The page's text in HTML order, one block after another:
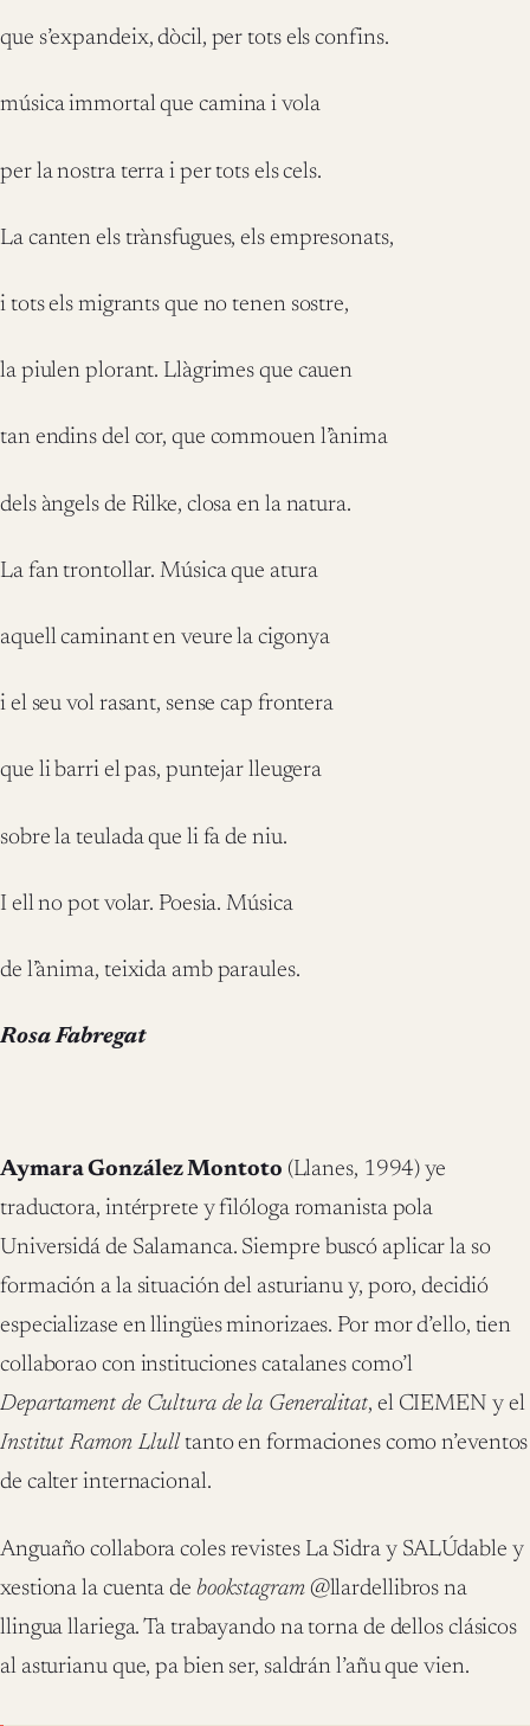
que s’expandeix, dòcil, per tots els confins.
música immortal que camina i vola
per la nostra terra i per tots els cels.
La canten els trànsfugues, els empresonats,
i tots els migrants que no tenen sostre,
la piulen plorant. Llàgrimes que cauen
tan endins del cor, que commouen l’ànima
dels àngels de Rilke, closa en la natura.
La fan trontollar. Música que atura
aquell caminant en veure la cigonya
i el seu vol rasant, sense cap frontera
que li barri el pas, puntejar lleugera
sobre la teulada que li fa de niu.
I ell no pot volar. Poesia. Música
de l’ànima, teixida amb paraules.
Rosa Fabregat
Aymara González Montoto (Llanes, 1994) ye
traductora, intérprete y filóloga romanista pola
Universidá de Salamanca. Siempre buscó aplicar la so
formación a la situación del asturianu y, poro, decidió
especializase en llingües minorizaes. Por mor d’ello, tien
collaborao con instituciones catalanes como’l
Departament de Cultura de la Generalitat, el CIEMEN y el
Institut Ramon Llull tanto en formaciones como n’eventos
de calter internacional.
Anguaño collabora coles revistes La Sidra y SALÚdable y
xestiona la cuenta de bookstagram@llardellibros na
llingua llariega. Ta trabayando na torna de dellos clásicos
al asturianu que, pa bien ser, saldrán l’añu que vien.